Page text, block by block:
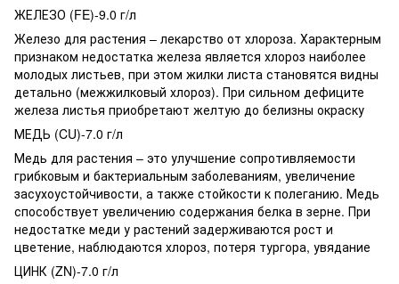
ЖЕЛЕЗО (FE)-9.0 г/л
Железо для растения – лекарство от хлороза. Характерным
признаком недостатка железа является хлороз наиболее
молодых листьев, при этом жилки листа становятся видны
детально (межжилковый хлороз). При сильном дефиците
железа листья приобретают желтую до белизны окраску
МЕДЬ (CU)-7.0 г/л
Медь для растения – это улучшение сопротивляемости
грибковым и бактериальным заболеваниям, увеличение
засухоустойчивости, а также стойкости к полеганию. Медь
способствует увеличению содержания белка в зерне. При
недостатке меди у растений задерживаются рост и
цветение, наблюдаются хлороз, потеря тургора, увядание
ЦИНК (ZN)-7.0 г/л